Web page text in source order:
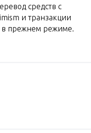
средств с
и транзакции
в прежнем режиме.